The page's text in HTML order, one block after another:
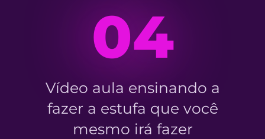
04
Vídeo aula ensinando a
fazer a estufa que você
mesmo irá fazer